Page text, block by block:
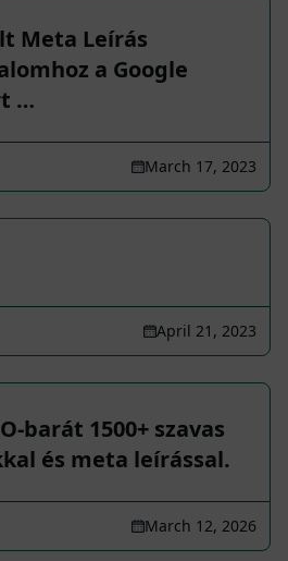
Meta Leírás
a Google
…
March 17, 2023
April 21, 2023
barát 1500+ szavas
és meta leírással.
March 12, 2026